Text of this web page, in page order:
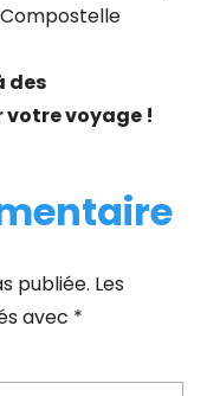
des
votre voyage !
publiée. Les
avec *